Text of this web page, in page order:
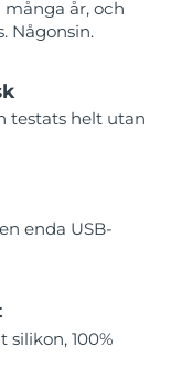
år, och
Någonsin.
testats helt utan
enda USB-
silikon, 100%